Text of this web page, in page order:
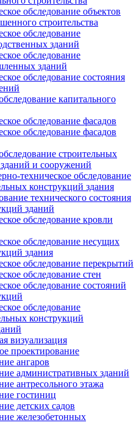
обследование объектов
строительства
обследование
зданий
обследование
зданий
обследование состояния
капитального
обследование фасадов
обследование фасадов
строительных
и сооружений
техническое обследование
конструкций здания
технического состояния
зданий
обследование кровли
обследование несущих
здания
обследование перекрытий
обследование стен
обследование состояний
обследование
конструкций
визуализация
проектирование
ангаров
административных зданий
антресольного этажа
гостиниц
детских садов
железобетонных